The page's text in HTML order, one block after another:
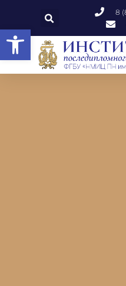
Открыть панель
8